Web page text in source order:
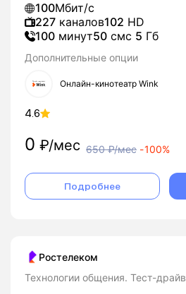
100Мбит/с
227 каналов102 HD
100 минут50 смс 5 Гб
Дополнительные опции
Онлайн-кинотеатр Wink
4.6
0 ₽/мес 650₽/мес -100%
Подробнее
Ростелеком
Технологии общения. Тест-драйв